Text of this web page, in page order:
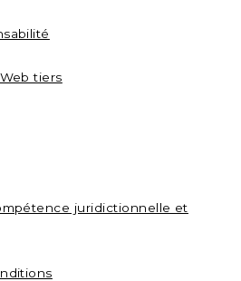
tiers
juridictionnelle et